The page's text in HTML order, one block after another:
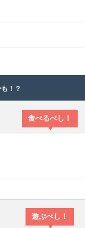
！？
食べるべし！
遊ぶべし！